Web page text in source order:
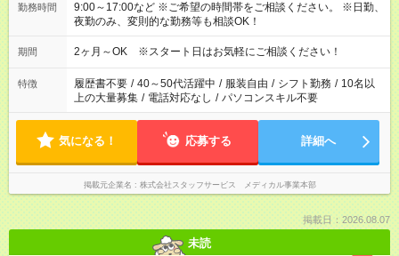
勤務時間
9:00～17:00など ※ご希望の時間帯をご相談ください。 ※日勤、
夜勤のみ、変則的な勤務等も相談OK！
期間 2ヶ月～OK ※スタート日はお気軽にご相談ください！
特徴 履歴書不要 / 40～50代活躍中 / 服装自由 / シフト勤務 / 10名以
上の大量募集 / 電話対応なし / パソコンスキル不要
気になる！ 応募する 詳細へ
掲載元企業名 株式会社スタッフサービス メディカル事業本部
掲載日：2026.08.07
未読